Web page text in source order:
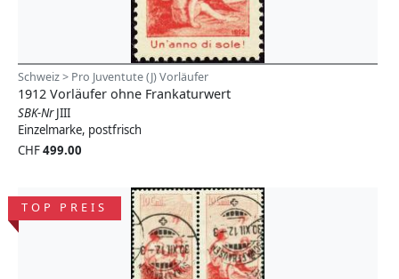
Schweiz > Pro Juventute (J) Vorläufer
1912 Vorläufer ohne Frankaturwert
SBK-NrJIII
Einzelmarke, postfrisch
CHF499.00
TOP PREIS